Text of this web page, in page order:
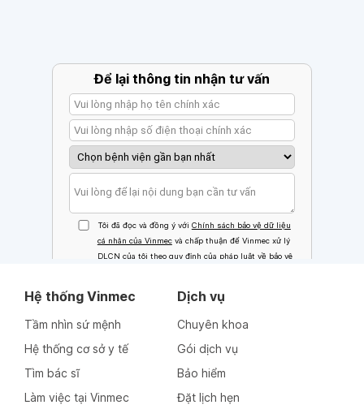
Hệ thống Vinmec
Tầm nhìn sứ mệnh
Hệ thống cơ sở y tế
Tìm bác sĩ
Làm việc tại Vinmec
Dịch vụ
Chuyên khoa
Gói dịch vụ
Bảo hiểm
Đặt lịch hẹn